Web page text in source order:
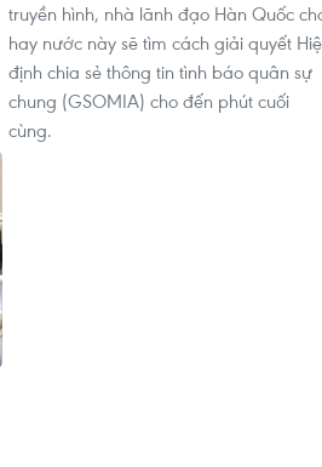
truyền hình, nhà lãnh đạo Hàn Quốc
hay nước này sẽ tìm cách giải quyết
định chia sẻ thông tin tình báo quân sự
chung (GSOMIA) cho đến phút cuối
cùng.